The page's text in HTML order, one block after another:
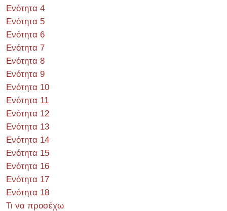
Ενότητα 4
Ενότητα 5
Ενότητα 6
Ενότητα 7
Ενότητα 8
Ενότητα 9
Ενότητα 10
Ενότητα 11
Ενότητα 12
Ενότητα 13
Ενότητα 14
Ενότητα 15
Ενότητα 16
Ενότητα 17
Ενότητα 18
Τι να προσέχω